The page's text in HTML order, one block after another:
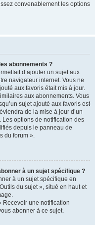
convenablement les options
abonnements ?
d’ajouter un sujet aux
navigateur internet. Vous ne
aux favoris était mis à jour.
aux abonnements. Vous
sujet ajouté aux favoris est
de la mise à jour d’un
Les options de notification des
depuis le panneau de
du forum ».
à un sujet spécifique ?
à un sujet spécifique en
du sujet », situé en haut et
Recevoir une notification
abonner à ce sujet.